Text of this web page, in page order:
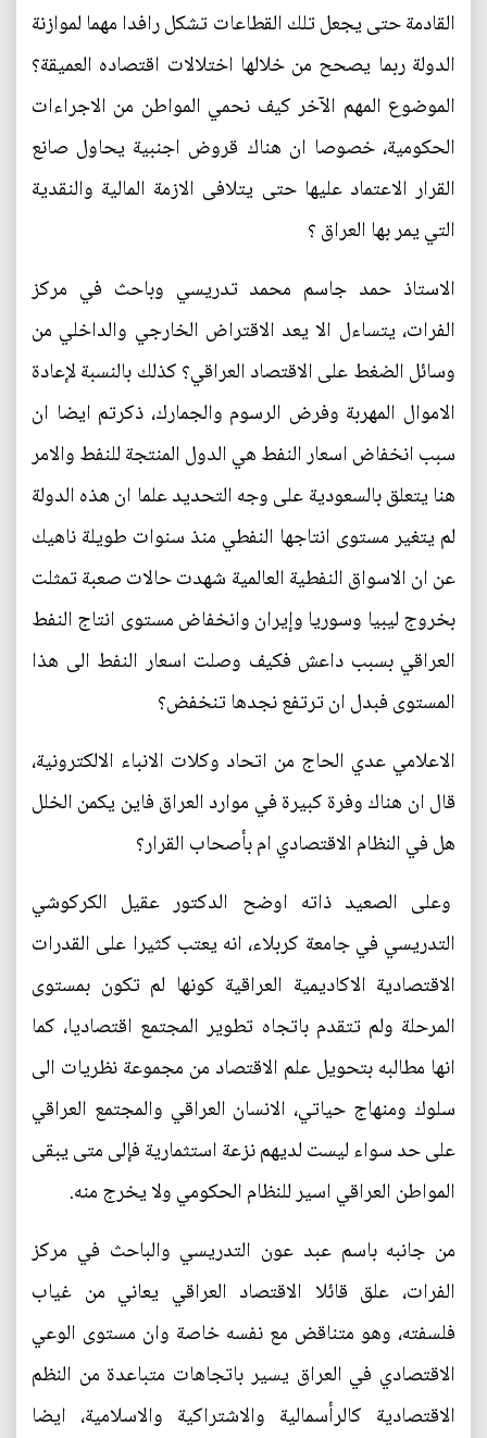
القادمة حتى يجعل تلك القطاعات تشكل رافدا مهما لموازنة
الدولة ربما يصحح من خلالها اختلالات اقتصاده العميقة؟
الموضوع المهم الآخر كيف نحمي المواطن من الاجراءات
الحكومية، خصوصا ان هناك قروض اجنبية يحاول صانع
القرار الاعتماد عليها حتى يتلافى الازمة المالية والنقدية
التي يمر بها العراق ؟
الاستاذ حمد جاسم محمد تدريسي وباحث في مركز
الفرات، يتساءل الا يعد الاقتراض الخارجي والداخلي من
وسائل الضغط على الاقتصاد العراقي؟ كذلك بالنسبة لإعادة
الاموال المهربة وفرض الرسوم والجمارك، ذكرتم ايضا ان
سبب انخفاض اسعار النفط هي الدول المنتجة للنفط والامر
هنا يتعلق بالسعودية على وجه التحديد علما ان هذه الدولة
لم يتغير مستوى انتاجها النفطي منذ سنوات طويلة ناهيك
عن ان الاسواق النفطية العالمية شهدت حالات صعبة تمثلت
بخروج ليبيا وسوريا وإيران وانخفاض مستوى انتاج النفط
العراقي بسبب داعش فكيف وصلت اسعار النفط الى هذا
المستوى فبدل ان ترتفع نجدها تنخفض؟
الاعلامي عدي الحاج من اتحاد وكلات الانباء الالكترونية،
قال ان هناك وفرة كبيرة في موارد العراق فاين يكمن الخلل
هل في النظام الاقتصادي ام بأصحاب القرار؟
وعلى الصعيد ذاته اوضح الدكتور عقيل الكركوشي
التدريسي في جامعة كربلاء، انه يعتب كثيرا على القدرات
الاقتصادية الاكاديمية العراقية كونها لم تكون بمستوى
المرحلة ولم تتقدم باتجاه تطوير المجتمع اقتصاديا، كما
انها مطالبه بتحويل علم الاقتصاد من مجموعة نظريات الى
سلوك ومنهاج حياتي، الانسان العراقي والمجتمع العراقي
على حد سواء ليست لديهم نزعة استثمارية فإلى متى يبقى
المواطن العراقي اسير للنظام الحكومي ولا يخرج منه.
من جانبه باسم عبد عون التدريسي والباحث في مركز
الفرات، علق قائلا الاقتصاد العراقي يعاني من غياب
فلسفته، وهو متناقض مع نفسه خاصة وان مستوى الوعي
الاقتصادي في العراق يسير باتجاهات متباعدة من النظم
الاقتصادية كالرأسمالية والاشتراكية والاسلامية، ايضا